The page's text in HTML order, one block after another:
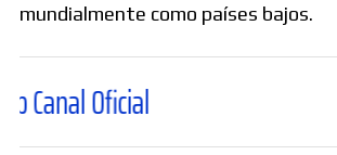
mundialmente como países bajos.
Oficial